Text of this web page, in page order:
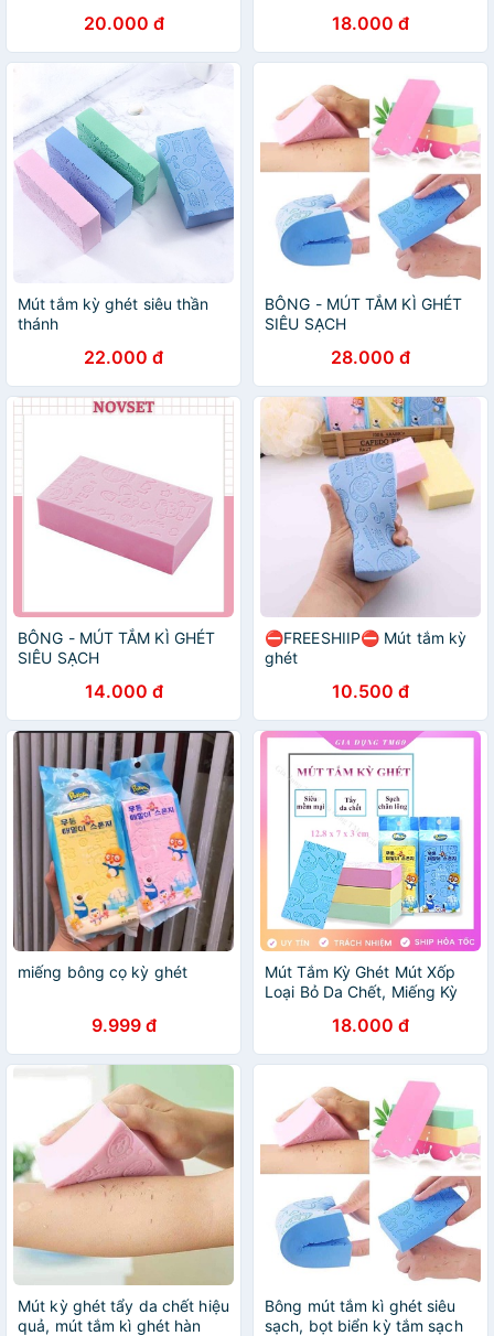
20.000 đ 18.000 đ
Mút tắm kỳ ghét siêu thần
thánh
22.000 đ
BÔNG - MÚT TẮM KÌ GHÉT
SIÊU SẠCH
28.000 đ
BÔNG - MÚT TẮM KÌ GHÉT
SIÊU SẠCH
14.000 đ
⛔FREESHIIP⛔ Mút tắm kỳ
ghét
10.500 đ
miếng bông cọ kỳ ghét
9.999 đ
Mút Tắm Kỳ Ghét Mút Xốp
Loại Bỏ Da Chết, Miếng Kỳ
Dễ Thương18.000 đ
Mút kỳ ghét tẩy da chết hiệu
quả, mút tắm kì ghét hàn
Bông mút tắm kì ghét siêu
sạch, bọt biển kỳ tắm sạch